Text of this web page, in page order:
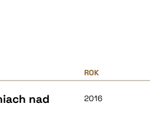
ROK
nad
2016